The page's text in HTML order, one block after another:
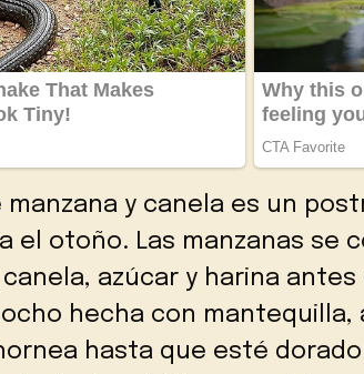
manzana y canela es un
el otoño. Las manzanas se
azúcar y harina
hecha con mantequilla,
hasta que esté